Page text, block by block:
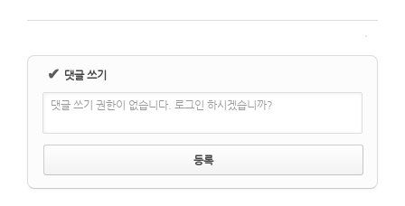
✔ 댓글 쓰기
댓글 쓰기 권한이 없습니다. 로그인 하시겠습니까?